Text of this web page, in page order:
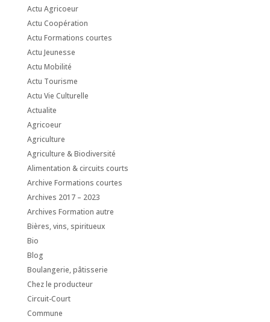
Actu Agricoeur
Actu Coopération
Actu Formations courtes
Actu Jeunesse
Actu Mobilité
Actu Tourisme
Actu Vie Culturelle
Actualite
Agricoeur
Agriculture
Agriculture & Biodiversité
Alimentation & circuits courts
Archive Formations courtes
Archives 2017 – 2023
Archives Formation autre
Bières, vins, spiritueux
Bio
Blog
Boulangerie, pâtisserie
Chez le producteur
Circuit-Court
Commune